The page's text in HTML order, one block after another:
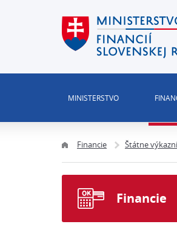
MINISTERSTVO
Financie Štátne
Financie